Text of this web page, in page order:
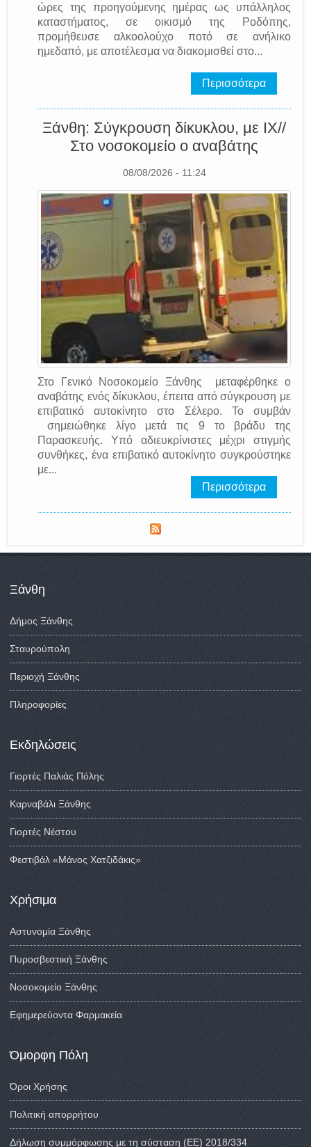
ώρες της προηγούμενης ημέρας ως υπάλληλος
καταστήματος, σε οικισμό της Ροδόπης,
προμήθευσε αλκοολούχο ποτό σε ανήλικο
ημεδαπό, με αποτέλεσμα να διακομισθεί στο...
Περισσότερα
Ξάνθη: Σύγκρουση δίκυκλου, με ΙΧ//
Στο νοσοκομείο ο αναβάτης
08/08/2026 - 11:24
Στο Γενικό Νοσοκομείο Ξάνθης μεταφέρθηκε ο
αναβάτης ενός δίκυκλου, έπειτα από σύγκρουση με
επιβατικό αυτοκίνητο στο Σέλερο. Το συμβάν
σημειώθηκε λίγο μετά τις 9 το βράδυ της
Παρασκευής. Υπό αδιευκρίνιστες μέχρι στιγμής
συνθήκες, ένα επιβατικό αυτοκίνητο συγκρούστηκε
με...
Περισσότερα
Ξάνθη
Δήμος Ξάνθης
Σταυρούπολη
Περιοχή Ξάνθης
Πληροφορίες
Εκδηλώσεις
Γιορτές Παλιάς Πόλης
Καρναβάλι Ξάνθης
Γιορτές Νέστου
Φεστιβάλ «Μάνος Χατζιδάκις»
Χρήσιμα
Αστυνομία Ξάνθης
Πυροσβεστική Ξάνθης
Νοσοκομείο Ξάνθης
Εφημερεύοντα Φαρμακεία
Όμορφη Πόλη
Όροι Χρήσης
Πολιτική απορρήτου
Δήλωση συμμόρφωσης με τη σύσταση (ΕΕ) 2018/334